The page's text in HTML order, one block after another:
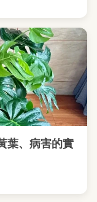
葉、病害的實